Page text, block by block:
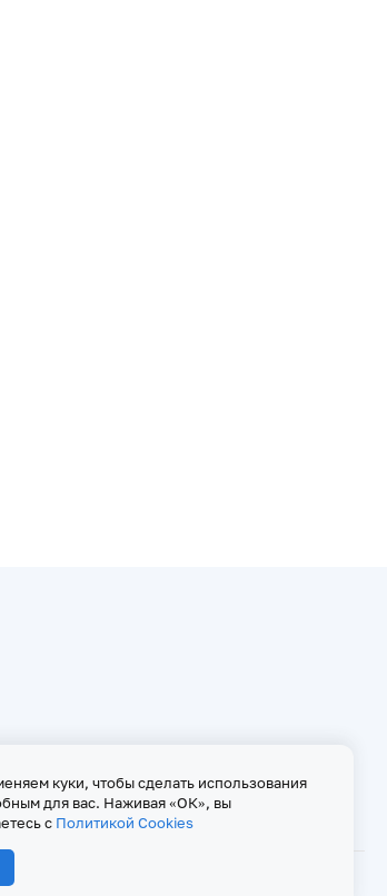
куки, чтобы сделать использования
для вас. Наживая «ОК», вы
с Политикой Cookies